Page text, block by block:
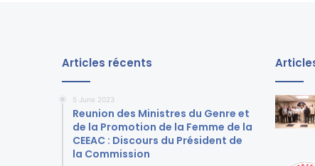
Articles récents
5 June 2023
Reunion des Ministres du Genre et
de la Promotion de la Femme de la
CEEAC : Discours du Président de
la Commission